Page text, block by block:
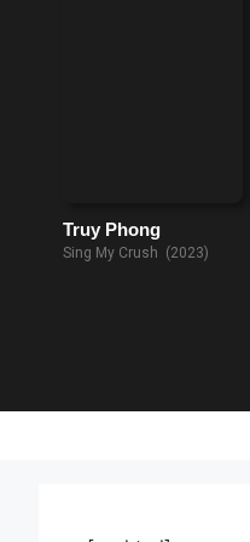
Truy Phong
Sing My Crush (2023)